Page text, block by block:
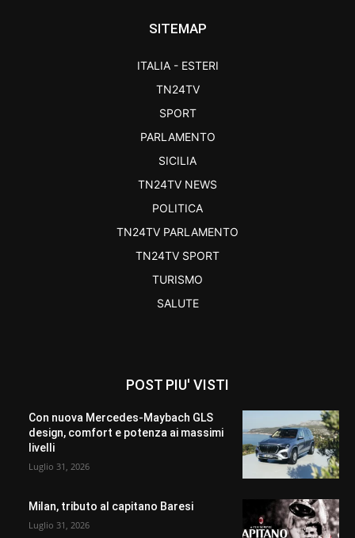
SITEMAP
ITALIA - ESTERI
TN24TV
SPORT
PARLAMENTO
SICILIA
TN24TV NEWS
POLITICA
TN24TV PARLAMENTO
TN24TV SPORT
TURISMO
SALUTE
POST PIU' VISTI
Con nuova Mercedes-Maybach GLS
design, comfort e potenza ai massimi
livelli
Luglio 31, 2026
Milan, tributo al capitano Baresi
Luglio 31, 2026